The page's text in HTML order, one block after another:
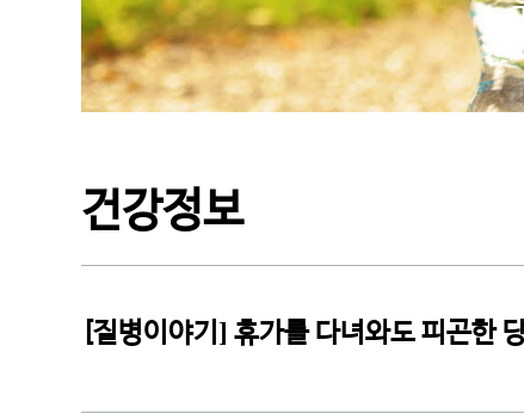
JW Promise
JW WAY
연혁
건강정보
[질병이야기] 휴가를 다녀와도 피곤한